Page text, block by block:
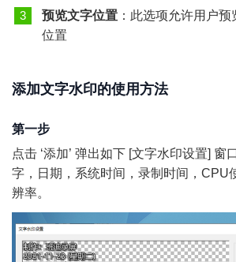
预览文字位置 ：此选项允许用户
位置
添加文字水印的使用方法
第一步
点击 ‘添加’ 弹出如下 [文字水印设置] 窗
字，日期，系统时间，录制时间，CPU
辨率。